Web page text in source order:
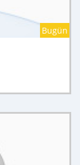
Bugün